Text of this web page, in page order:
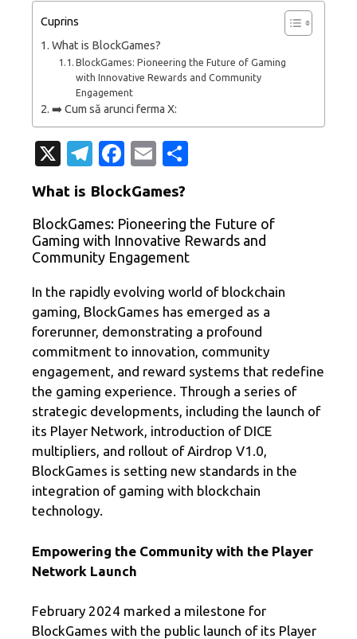
Cuprins
What is BlockGames?
BlockGames: Pioneering the Future of Gaming
with Innovative Rewards and Community
Engagement
➡️ Cum să arunci ferma X:
X
T
el
e
gr
a
m
Fa
c
e
b
o
o
k
E
ail
je
az
ă
What is BlockGames?
BlockGames: Pioneering the Future of
Gaming with Innovative Rewards and
Community Engagement
In the rapidly evolving world of blockchain
gaming, BlockGames has emerged as a
forerunner, demonstrating a profound
commitment to innovation, community
engagement, and reward systems that redefine
the gaming experience. Through a series of
strategic developments, including the launch of
its Player Network, introduction of DICE
multipliers, and rollout of Airdrop V1.0,
BlockGames is setting new standards in the
integration of gaming with blockchain
technology.
Empowering the Community with the Player
Network Launch
February 2024 marked a milestone for
BlockGames with the public launch of its Player